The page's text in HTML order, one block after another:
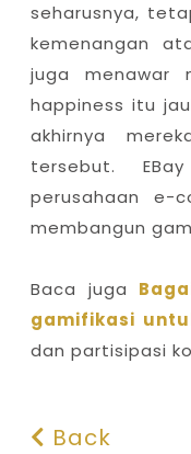
seharusnya,
kemenangan
juga menawar
happiness itu
akhirnya
tersebut.
perusahaan e-
membangun
Baca juga
gamifikasi
dan partisipasi
Back